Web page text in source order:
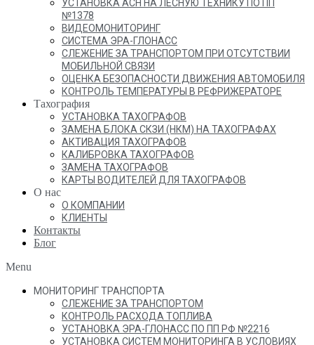
УСТАНОВКА АСН НА ЛЕСНУЮ ТЕХНИКУ ПО ПП
№1378
ВИДЕОМОНИТОРИНГ
СИСТЕМА ЭРА-ГЛОНАСС
СЛЕЖЕНИЕ ЗА ТРАНСПОРТОМ ПРИ ОТСУТСТВИИ
МОБИЛЬНОЙ СВЯЗИ
ОЦЕНКА БЕЗОПАСНОСТИ ДВИЖЕНИЯ АВТОМОБИЛЯ
КОНТРОЛЬ ТЕМПЕРАТУРЫ В РЕФРИЖЕРАТОРЕ
Тахография
УСТАНОВКА ТАХОГРАФОВ
ЗАМЕНА БЛОКА СКЗИ (НКМ) НА ТАХОГРАФАХ
АКТИВАЦИЯ ТАХОГРАФОВ
КАЛИБРОВКА ТАХОГРАФОВ
ЗАМЕНА ТАХОГРАФОВ
КАРТЫ ВОДИТЕЛЕЙ ДЛЯ ТАХОГРАФОВ
О нас
О КОМПАНИИ
КЛИЕНТЫ
Контакты
Блог
Menu
МОНИТОРИНГ ТРАНСПОРТА
СЛЕЖЕНИЕ ЗА ТРАНСПОРТОМ
КОНТРОЛЬ РАСХОДА ТОПЛИВА
УСТАНОВКА ЭРА-ГЛОНАСС ПО ПП РФ №2216
УСТАНОВКА СИСТЕМ МОНИТОРИНГА В УСЛОВИЯХ